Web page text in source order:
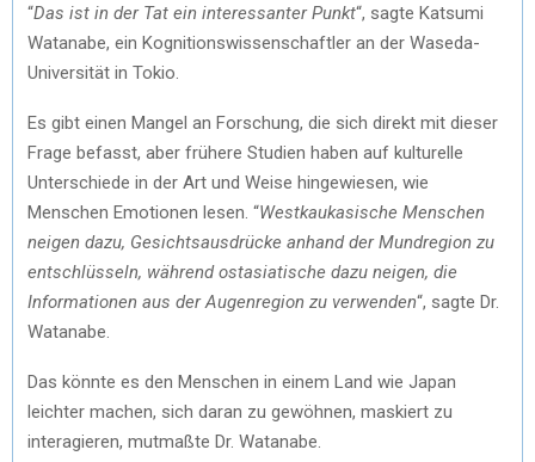
“Das ist in der Tat ein interessanter Punkt“, sagte Katsumi
Watanabe, ein Kognitionswissenschaftler an der Waseda-
Universität in Tokio.
Es gibt einen Mangel an Forschung, die sich direkt mit dieser
Frage befasst, aber frühere Studien haben auf kulturelle
Unterschiede in der Art und Weise hingewiesen, wie
Menschen Emotionen lesen. “Westkaukasische Menschen
neigen dazu, Gesichtsausdrücke anhand der Mundregion zu
entschlüsseln, während ostasiatische dazu neigen, die
Informationen aus der Augenregion zu verwenden“, sagte Dr.
Watanabe.
Das könnte es den Menschen in einem Land wie Japan
leichter machen, sich daran zu gewöhnen, maskiert zu
interagieren, mutmaßte Dr. Watanabe.